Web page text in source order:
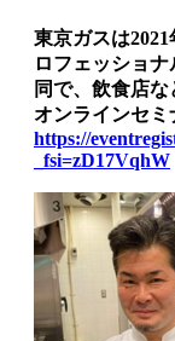
東京ガスは
ロフェッショ
同で、飲食店
オンラインセミ
https://
_fsi=zD17VqhW